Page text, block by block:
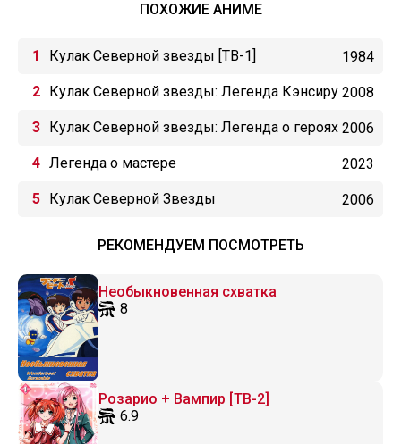
ПОХОЖИЕ АНИМЕ
Кулак Северной звезды [ТВ-1] 1984
Кулак Северной звезды: Легенда Кэнсиру 2008
Кулак Северной звезды: Легенда о героях 2006
Легенда о мастере 2023
Кулак Северной Звезды 2006
РЕКОМЕНДУЕМ ПОСМОТРЕТЬ
Необыкновенная схватка
8
Розарио + Вампир [ТВ-2]
6.9